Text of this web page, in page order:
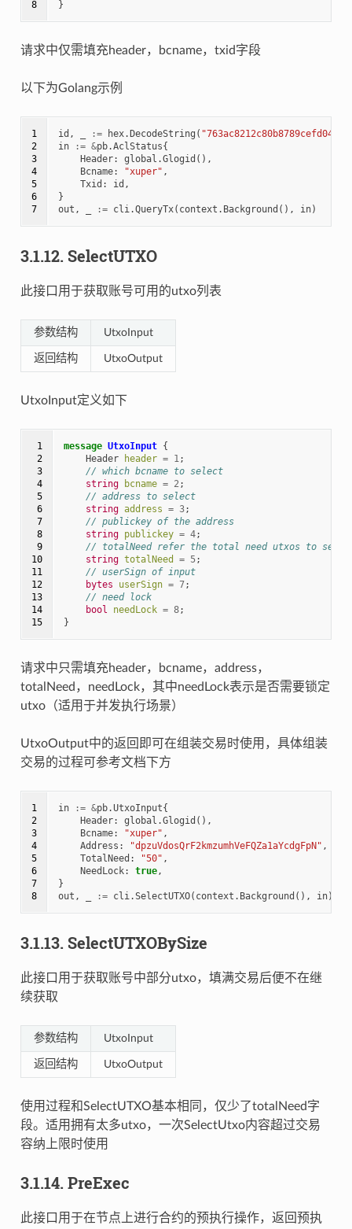
8 }
请求中仅需填充header，bcname，txid字段
以下为Golang示例
1
2
3
4
5
6
7
id , := hex. DecodeString (
in
:= &pb.AclStatus{
Header: global .Glogid (),
Bcname: "xuper" ,
Txid : id ,
}
out , := cli.QueryTx( context . Background (), in)
3.1.12. SelectUTXO
此接口用于获取账号可用的utxo列表
参数结构 UtxoInput
返回结构 UtxoOutput
UtxoInput定义如下
1
2
3
4
5
6
7
8
9
10
11
12
13
14
15
message UtxoInput {
Header
header = 1;
// which bcname to select
string
bcname = 2;
// address to select
string address = 3;
// publickey of the address
string publickey = 4;
// totalNeed refer the total need utxos to
string totalNeed = 5;
// userSign of input
bytes
userSign = 7;
// need lock
bool
needLock = 8;
}
请求中只需填充header，bcname，address，
totalNeed，needLock，其中needLock表示是否需要锁定
utxo（适用于并发执行场景）
UtxoOutput中的返回即可在组装交易时使用，具体组装
交易的过程可参考文档下方
1
2
3
4
5
6
7
8
in := &pb.UtxoInput{
Header: global .Glogid (),
Bcname: "xuper" ,
Address : "dpzuVdosQrF2kmzumhVeFQZa1aYcdgFpN" ,
TotalNeed : "50" ,
NeedLock: true,
}
out , := cli.SelectUTXO( context . Background (), in)
3.1.13. SelectUTXOBySize
此接口用于获取账号中部分utxo，填满交易后便不在继
续获取
参数结构 UtxoInput
返回结构 UtxoOutput
使用过程和SelectUTXO基本相同，仅少了totalNeed字
段。适用拥有太多utxo，一次SelectUtxo内容超过交易
容纳上限时使用
3.1.14. PreExec
此接口用于在节点上进行合约的预执行操作，返回预执